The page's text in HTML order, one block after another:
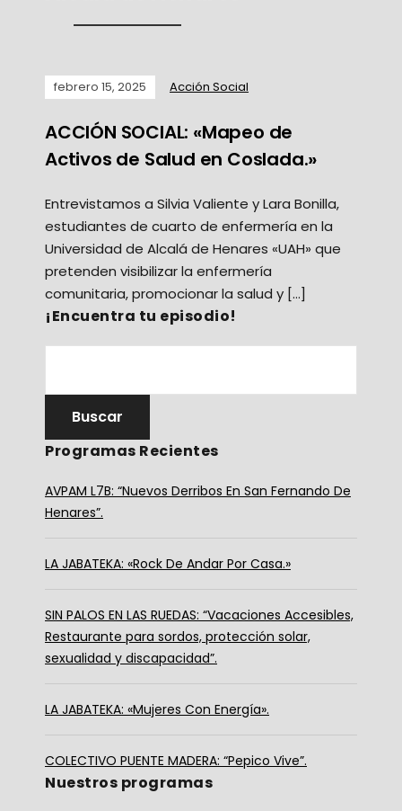
febrero 15, 2025 Acción Social
ACCIÓN SOCIAL: «Mapeo de
Activos de Salud en Coslada.»
Entrevistamos a Silvia Valiente y Lara Bonilla,
estudiantes de cuarto de enfermería en la
Universidad de Alcalá de Henares «UAH» que
pretenden visibilizar la enfermería
comunitaria, promocionar la salud y […]
¡Encuentra tu episodio!
Programas Recientes
AVPAM L7B: “Nuevos Derribos En San Fernando De
Henares”.
LA JABATEKA: «Rock De Andar Por Casa.»
SIN PALOS EN LAS RUEDAS: “Vacaciones Accesibles,
Restaurante para sordos, protección solar,
sexualidad y discapacidad”.
LA JABATEKA: «Mujeres Con Energía».
COLECTIVO PUENTE MADERA: “Pepico Vive”.
Nuestros programas